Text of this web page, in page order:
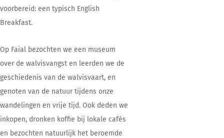
voorbereid: een typisch English
Breakfast.
Op Faial bezochten we een museum
over de walvisvangst en leerden we de
geschiedenis van de walvisvaart, en
genoten van de natuur tijdens onze
wandelingen en vrije tijd. Ook deden we
inkopen, dronken koffie bij lokale cafés
en bezochten natuurlijk het beroemde